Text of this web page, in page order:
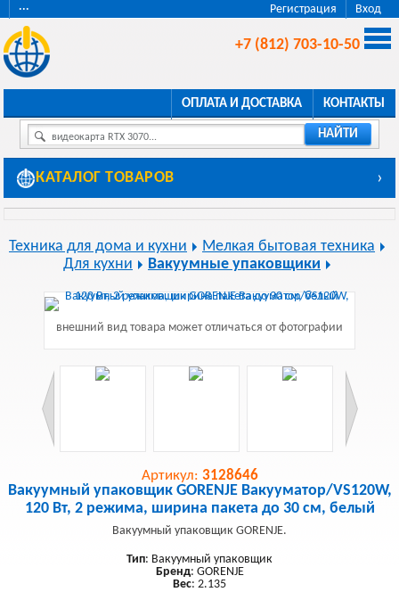
Регистрация Вход
···
+7 (812) 703-10-50
ОПЛАТА И ДОСТАВКА КОНТАКТЫ
видеокарта RTX 3070... НАЙТИ
КАТАЛОГ ТОВАРОВ ›
Техника для дома и кухни
Мелкая бытовая техника
Для кухни
Вакуумные упаковщики
внешний вид товара может отличаться от фотографии
Артикул: 3128646
Вакуумный упаковщик GORENJE Вакууматор/VS120W,
120 Вт, 2 режима, ширина пакета до 30 см, белый
Вакуумный упаковщик GORENJE.
Тип: Вакуумный упаковщик
Бренд: GORENJE
Вес: 2.135